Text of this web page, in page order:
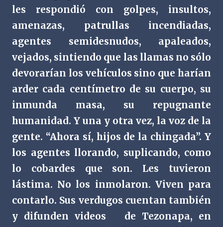
les respondió con golpes, insultos,
amenazas, patrullas incendiadas,
agentes semidesnudos, apaleados,
vejados, sintiendo que las llamas no sólo
devorarían los vehículos sino que harían
arder cada centímetro de su cuerpo, su
inmunda masa, su repugnante
humanidad. Y una y otra vez, la voz de la
gente. “Ahora sí, hijos de la chingada”. Y
los agentes llorando, suplicando, como
lo cobardes que son. Les tuvieron
lástima. No los inmolaron. Viven para
contarlo. Sus verdugos cuentan también
y difunden videos
de Tezonapa, en